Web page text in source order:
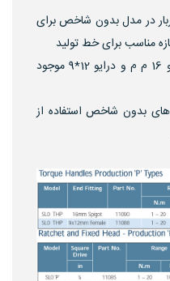
در مدل بدون شاخص برای
مناسب برای خط تولید
در مدل های سره خور گرد درایو 16 م م و درایو 12*9 موجود
های بدون شاخص استفاده از